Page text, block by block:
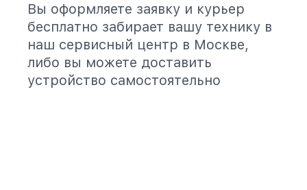
Вы оформляете заявку и курьер
бесплатно забирает вашу технику в
наш сервисный центр в Москве,
либо вы можете доставить
устройство самостоятельно